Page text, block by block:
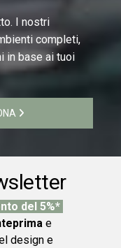
I nostri
completi,
in base ai tuoi
del 5%*
e
design e